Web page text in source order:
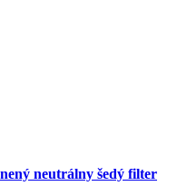
neutrálny šedý filter